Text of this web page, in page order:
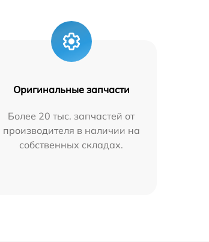
Оригинальные запчасти
Более 20 тыс. запчастей от
производителя в наличии на
собственных складах.